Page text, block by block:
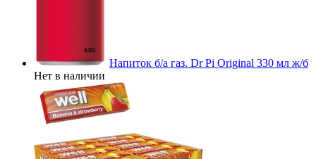
Напиток б/а газ. Dr Pi Original 330 мл ж/б
Нет в наличии